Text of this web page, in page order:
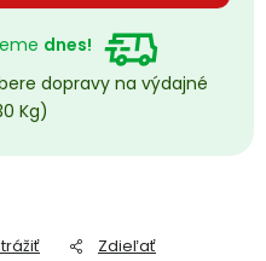
údajov
dnes!
dopravy na výdajné
Kg)
Zdieľať